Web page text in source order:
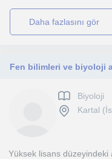
daha fazlasını gör
Biyoloji
Kartal
Yüksek lisans düzeyindeki